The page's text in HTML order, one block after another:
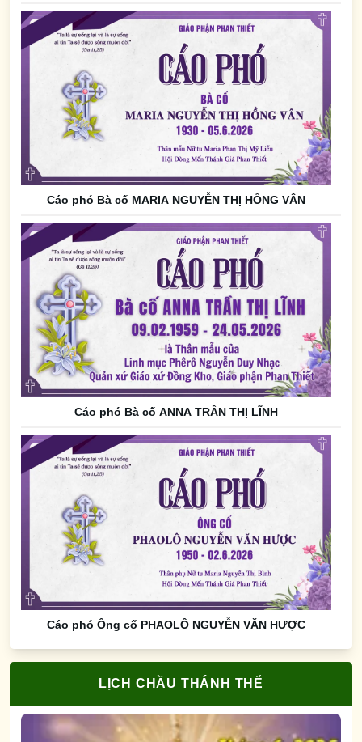
Cáo phó Bà cố MARIA NGUYỄN THỊ HỒNG VÂN
Cáo phó Bà cố ANNA TRẦN THỊ LĨNH
Cáo phó Ông cố PHAOLÔ NGUYỄN VĂN HƯỢC
LỊCH CHẦU THÁNH THỂ